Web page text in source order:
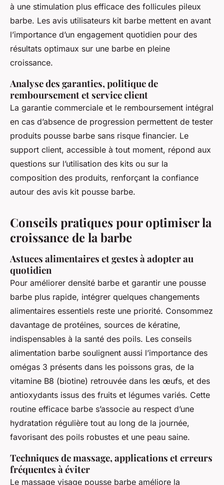
à une stimulation plus efficace des follicules pileux
barbe. Les avis utilisateurs kit barbe mettent en avant
l’importance d’un engagement quotidien pour des
résultats optimaux sur une barbe en pleine
croissance.
Analyse des garanties, politique de
remboursement et service client
La garantie commerciale et le remboursement intégral
en cas d’absence de progression permettent de tester
produits pousse barbe sans risque financier. Le
support client, accessible à tout moment, répond aux
questions sur l’utilisation des kits ou sur la
composition des produits, renforçant la confiance
autour des avis kit pousse barbe.
Conseils pratiques pour optimiser la
croissance de la barbe
Astuces alimentaires et gestes à adopter au
quotidien
Pour améliorer densité barbe et garantir une pousse
barbe plus rapide, intégrer quelques changements
alimentaires essentiels reste une priorité. Consommez
davantage de protéines, sources de kératine,
indispensables à la santé des poils. Les conseils
alimentation barbe soulignent aussi l’importance des
omégas 3 présents dans les poissons gras, de la
vitamine B8 (biotine) retrouvée dans les œufs, et des
antioxydants issus des fruits et légumes variés. Cette
routine efficace barbe s’associe au respect d’une
hydratation régulière tout au long de la journée,
favorisant des poils robustes et une peau saine.
Techniques de massage, applications et erreurs
fréquentes à éviter
Le massage visage pousse barbe améliore la